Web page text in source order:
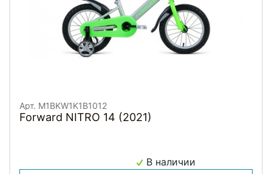
Арт. M1BKW1K1B1012
Forward NITRO 14 (2021)
В наличии